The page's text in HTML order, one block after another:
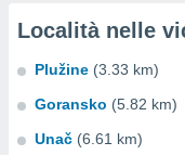
Località nelle
Plužine (3.33 km)
Goransko (5.82 km)
Unač (6.61 km)